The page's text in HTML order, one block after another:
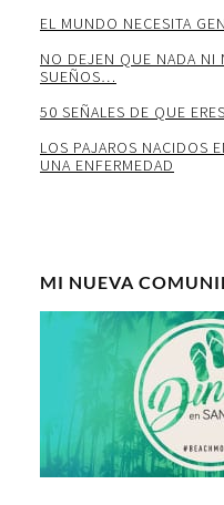
EL MUNDO NECESITA
NO DEJEN QUE NADA NI
SUEÑOS…
50 SEÑALES DE QUE
LOS PAJAROS NACIDOS
UNA ENFERMEDAD
MI NUEVA